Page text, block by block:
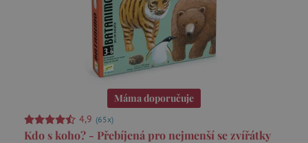
Zahradní houpačky a prolézačky
Zahradní nábytek
Máma doporučuje
4,9 (65x)
Kdo s koho? - Přebíjená pro nejmenší se zvířátky